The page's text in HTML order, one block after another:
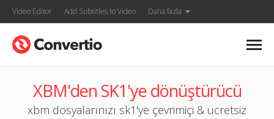
Video Editor Add Subtitles to Video Daha fazla
XBM'den SK1'ye dönüştürücü
xbm dosyalarınızı sk1'ye çevrimiçi & ücretsiz